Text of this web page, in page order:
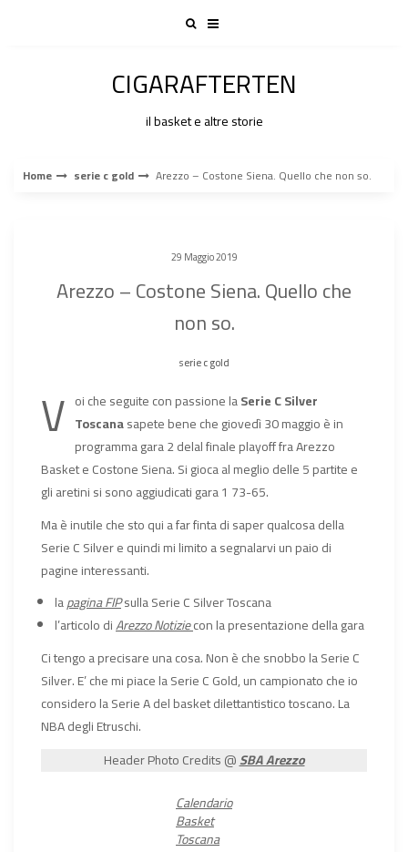
CIGARAFTERTEN
il basket e altre storie
Home serie c gold Arezzo – Costone Siena. Quello che non so.
29 Maggio 2019
Arezzo – Costone Siena. Quello che
non so.
serie c gold
V oi che seguite con passione laSerie C Silver
Toscanasapete bene che giovedì 30 maggio è in
programma gara 2 delal finale playoff fra Arezzo
Basket e Costone Siena. Si gioca al meglio delle 5 partite e
gli aretini si sono aggiudicati gara 1 73-65.
Ma è inutile che sto qui a far finta di saper qualcosa della
Serie C Silver e quindi mi limito a segnalarvi un paio di
pagine interessanti.
lapagina FIPsulla Serie C Silver Toscana
l’articolo diArezzo Notiziecon la presentazione della gara
Ci tengo a precisare una cosa. Non è che snobbo la Serie C
Silver. E’ che mi piace la Serie C Gold, un campionato che io
considero la Serie A del basket dilettantistico toscano. La
NBA degli Etruschi.
Header Photo Credits @SBA Arezzo
Calendario
Basket
Toscana